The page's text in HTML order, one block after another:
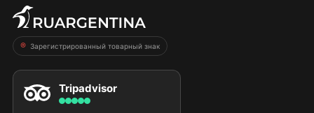
Зарегистрированный товарный знак
Tripadvisor